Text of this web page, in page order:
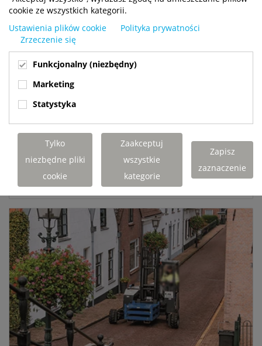
Obrona...
Sprzęt obronny często musi działać w trudnych
warunkach. To właśnie tutaj konstrukcja i
niezawodność naszych wózków widłowych
montowanych na samochodach ciężarowych są
prawdziwą zaletą. Dzięki...
CZYTAJ WIĘCEJ
cookie ze wszystkich kategorii.
Ustawienia plików cookie
Polityka prywatności
Zrzeczenie się
Funkcjonalny (niezbędny)
Marketing
Statystyka
Tylko
niezbędne pliki
cookie
Zaakceptuj
wszystkie
kategorie
Zapisz
zaznaczenie